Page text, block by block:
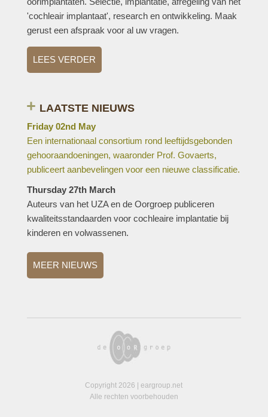
'cochleair implantaat', research en ontwikkeling. Maak
gerust een afspraak voor al uw vragen.
LEES VERDER
LAATSTE NIEUWS
Friday 02nd May
Een internationaal consortium rond leeftijdsgebonden
gehooraandoeningen, waaronder Prof. Govaerts,
publiceert aanbevelingen voor een nieuwe classificatie.
Thursday 27th March
Auteurs van het UZA en de Oorgroep publiceren
kwaliteitsstandaarden voor cochleaire implantatie bij
kinderen en volwassenen.
MEER NIEUWS
Copyright 2026 | eargroup.net
Alle rechten voorbehouden